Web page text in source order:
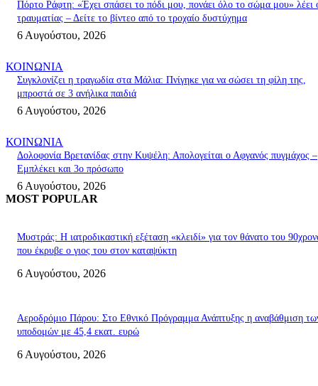
Πόρτο Ράφτη: «Έχει σπάσει το πόδι μου, πονάει όλο το σώμα μου» λέει
τραυματίας – Δείτε το βίντεο από το τροχαίο δυστύχημα
6 Αυγούστου, 2026
ΚΟΙΝΩΝΙΑ
Συγκλονίζει η τραγωδία στα Μάλια: Πνίγηκε για να σώσει τη φίλη της,
μπροστά σε 3 ανήλικα παιδιά
6 Αυγούστου, 2026
ΚΟΙΝΩΝΙΑ
Δολοφονία Βρετανίδας στην Κυψέλη: Απολογείται ο Αφγανός πυγμάχος –
Εμπλέκει και 3ο πρόσωπο
6 Αυγούστου, 2026
MOST POPULAR
Μυστράς: Η ιατροδικαστική εξέταση «κλειδί» για τον θάνατο του
που έκρυβε ο γιος του στον καταψύκτη
6 Αυγούστου, 2026
Αεροδρόμιο Πάρου: Στο Εθνικό Πρόγραμμα Ανάπτυξης η αναβάθμιση
υποδομών με 45,4 εκατ. ευρώ
6 Αυγούστου, 2026